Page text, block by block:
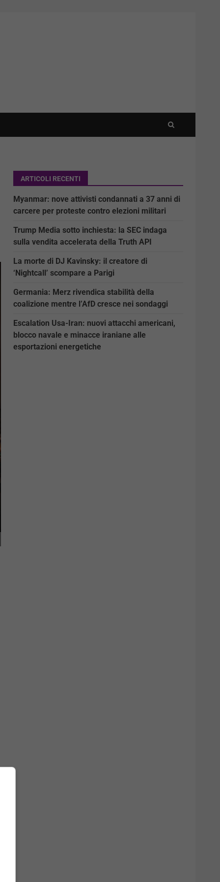
ARTICOLI RECENTI
Myanmar: nove attivisti condannati a 37 anni di
carcere per proteste contro elezioni militari
Trump Media sotto inchiesta: la SEC indaga
sulla vendita accelerata della Truth API
La morte di DJ Kavinsky: il creatore di
‘Nightcall’ scompare a Parigi
Germania: Merz rivendica stabilità della
coalizione mentre l’AfD cresce nei sondaggi
Escalation Usa-Iran: nuovi attacchi americani,
blocco navale e minacce iraniane alle
esportazioni energetiche